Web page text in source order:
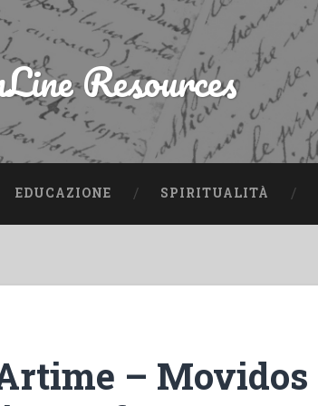
Resources
EDUCAZIONE SPIRITUALITÀ
– Movidos